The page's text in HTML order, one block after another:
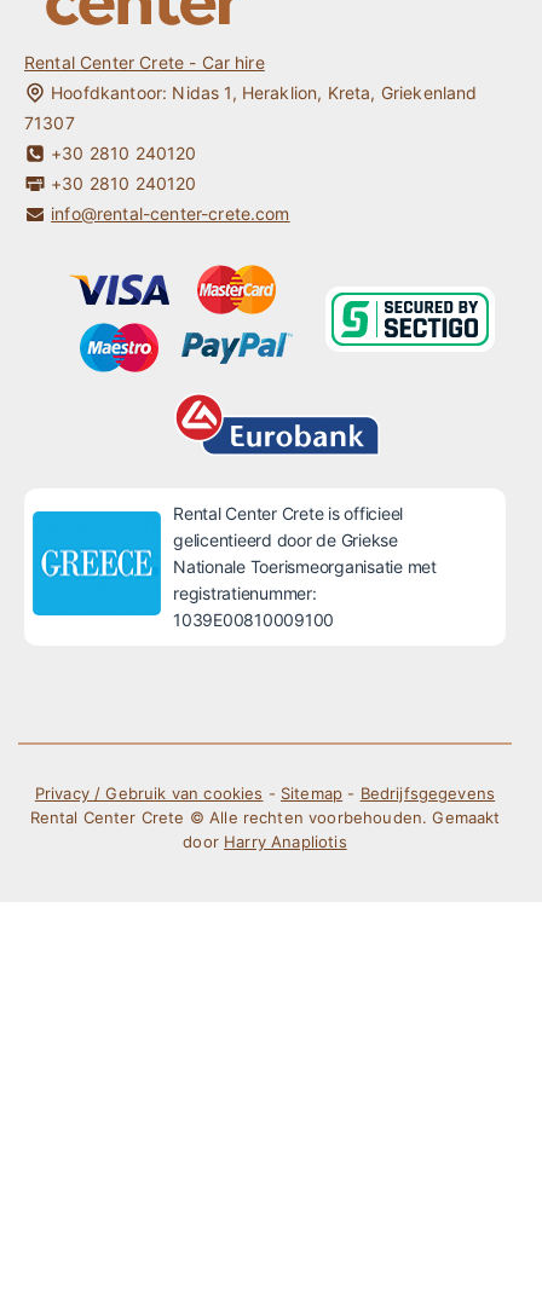
Mijn Reservering
Rental Center Crete - Car hire
Hoofdkantoor: Nidas 1, Heraklion, Kreta, Griekenland
71307
+30 2810 240120
+30 2810 240120
info@rental-center-crete.com
Rental Center Crete is officieel
gelicentieerd door de Griekse
Nationale Toerismeorganisatie met
registratienummer:
1039E00810009100
Privacy / Gebruik van cookies - Sitemap - Bedrijfsgegevens
Rental Center Crete © Alle rechten voorbehouden. Gemaakt
door Harry Anapliotis